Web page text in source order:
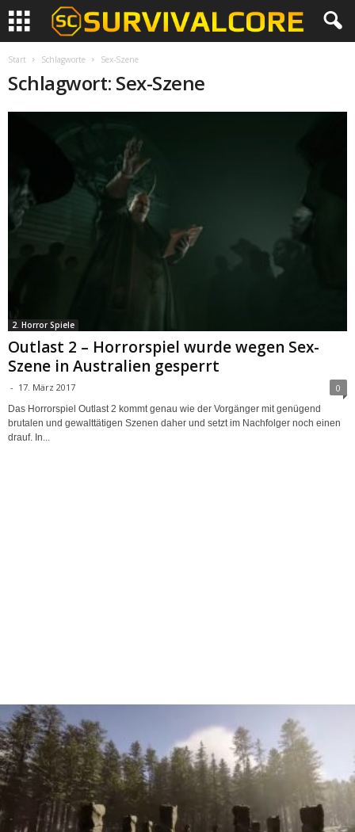
Start Schlagworte Sex-Szene
Schlagwort: Sex-Szene
2. Horror Spiele
Outlast 2 – Horrorspiel wurde wegen Sex-
Szene in Australien gesperrt
- 17. März 2017 0
Das Horrorspiel Outlast 2 kommt genau wie der Vorgänger mit genügend
brutalen und gewalttätigen Szenen daher und setzt im Nachfolger noch einen
drauf. In...